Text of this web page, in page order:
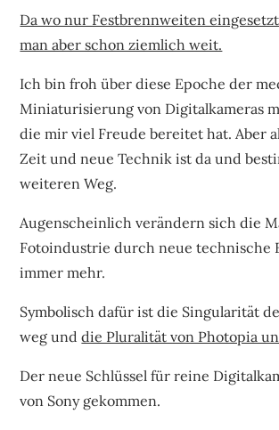
Da wo nur Festbrennweiten
man aber schon ziemlich weit.
Ich bin froh über diese Epoche der
Miniaturisierung von Digitalkameras
die mir viel Freude bereitet hat. Aber
Zeit und neue Technik ist da und
weiteren Weg.
Augenscheinlich verändern sich die
Fotoindustrie durch neue technische
immer mehr.
Symbolisch dafür ist die Singularität
weg unddie Pluralität von Photopia
Der neue Schlüssel für reine
von Sony gekommen.